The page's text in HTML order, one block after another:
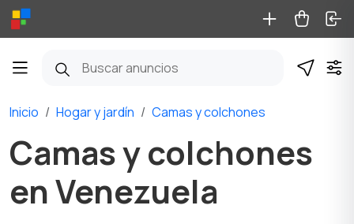
Inicio Hogar y jardín Camas y colchones
Camas y colchones
en Venezuela